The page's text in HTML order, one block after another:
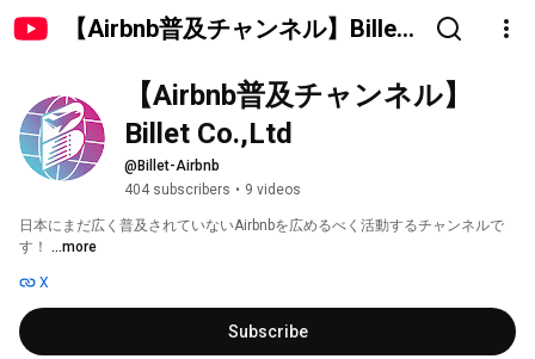
【Airbnb普及チャンネル】Billet
【Airbnb普及チャンネル】
Billet Co.,Ltd
@Billet-Airbnb
404 subscribers • 9 videos
日本にまだ広く普及されていないAirbnbを広めるべく活動するチャンネルで
す！ ...more
X
Subscribe